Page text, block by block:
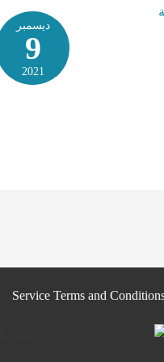
ديسمبر
9
2021
Service Terms and